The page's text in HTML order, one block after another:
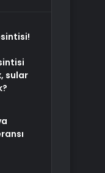
sular